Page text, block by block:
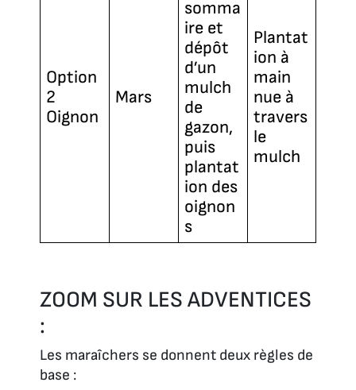
Option
2
Oignon
Mars
somma
ire et
dépôt
d’un
mulch
de
gazon,
puis
plantat
ion des
oignon
s
Plantat
ion à
main
nue à
travers
le
mulch
ZOOM SUR LES ADVENTICES
:
Les maraîchers se donnent deux règles de
base :